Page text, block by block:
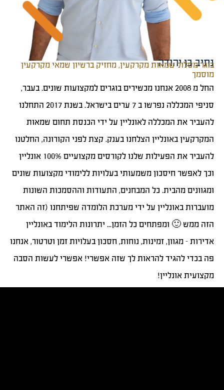
נתיב בן יהודה
בוגר מסלול שמאות מקרקעין, מחזיק ברשיון שמאי מקרקעין
מוסמך
החל מ 2008 אנחנו מכשירים בוגרים למקצועות שונים. בעבר,
סניפי המכללה נפרשו ב 7 ערים בישראל. בשנת 2017 התחלנו
להעביר את המכללה לאונליין על ידי הכנסת תחום שמאות
המקרקעין באונליין הצלחנו בענק. קצת לפני הקורונה, החלטנו
להעביר את הפעילות שלנו לקורסים מקצועיים 100% אונליין
וכך לאפשר חיסכון משמעותי בעלויות ללימודי מקצועות שונים
ומגוונים מהבית. כל המבחנים, התעודות וההסמכות השונות
מועברות באונליין על ידי מערכת הלומדה שפיתחנו (זה האתר
הזה ממש 🙂 ומפתחים כל הזמן... יתרונות הלימוד באונליין
אדירות - מגוון, זמינות, נוחות, חסכון בעלויות זמן וטרטור, אנחנו
פה בכדי להגיד להראות לך שזה אפשרי! אפשרי לעשות הסבה
מקצועית אונליין!